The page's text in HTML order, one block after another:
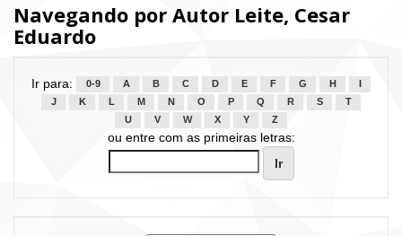
Navegando por Autor Leite, Cesar
Eduardo
Ir para: 0-9 A B C D E F G H
J
K L M N O P Q R S
T
U
V W X Y Z
ou entre com as primeiras letras: